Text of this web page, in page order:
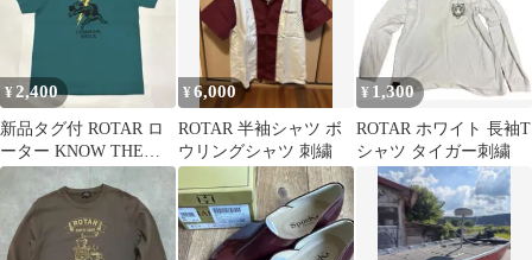
¥2,400
新品タグ付 ROTAR ロ
ーター KNOW THE
PAIN Tシャツ Sサイズ
¥6,000
ROTAR 半袖シャツ ボ
ウリングシャツ 刺繍
¥ 1,300
ROTAR ホワイト 長袖T
シャツ タイガー刺繍